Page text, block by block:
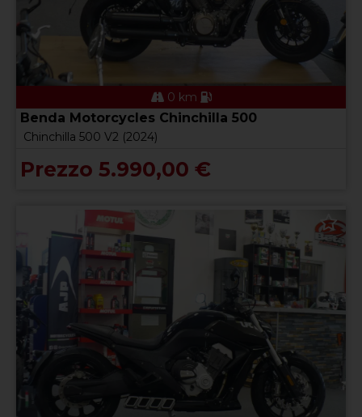
0 km
Benda Motorcycles Chinchilla 500
Chinchilla 500 V2 (2024)
Prezzo 5.990,00 €